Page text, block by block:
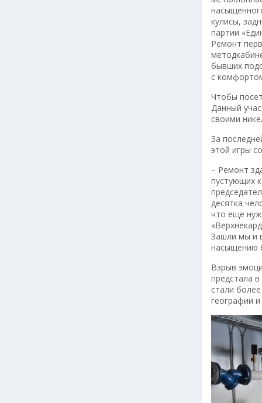
кулисы,
партии
Ремонт
бывших
с
Чтобы
Данный
своими
За
этой игры
– Ремонт
пустующих
десятка
что еще
Зашли мы и
насыщению
Взрыв
предстала
стали
географии